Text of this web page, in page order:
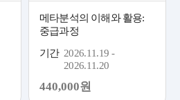
메타분석의 이해와 활용:
중급과정
기간 2026.11.19 -
2026.11.20
440,000원